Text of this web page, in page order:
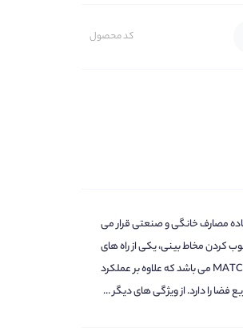
کد محصول
مصارف خانگی و صنعتی قرار می
کردن مخاط بینی، یکی از راه های
کمکی برای درمان عفونت های دستگاه تنفسی می باشد. دستگاه بخور سرد مدل T-283 از برند MATCH می باشد که علاوه بر عملکرد